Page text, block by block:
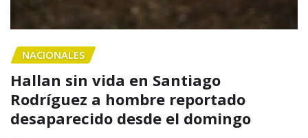
NACIONALES
Hallan sin vida en Santiago
Rodríguez a hombre reportado
desaparecido desde el domingo